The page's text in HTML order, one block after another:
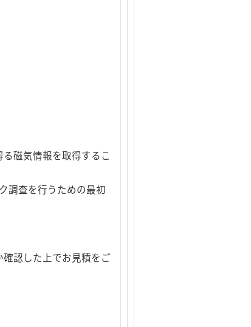
磁気情報を取得するこ
調査を行うための最初
認した上でお見積をご